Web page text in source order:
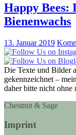
Happy Bees:
Bienenwachs
13. Januar 2019
Die Texte und Bilder
gekennzeichnet –
daher bitte nicht ohne
Chestnut & Sage
Imprint